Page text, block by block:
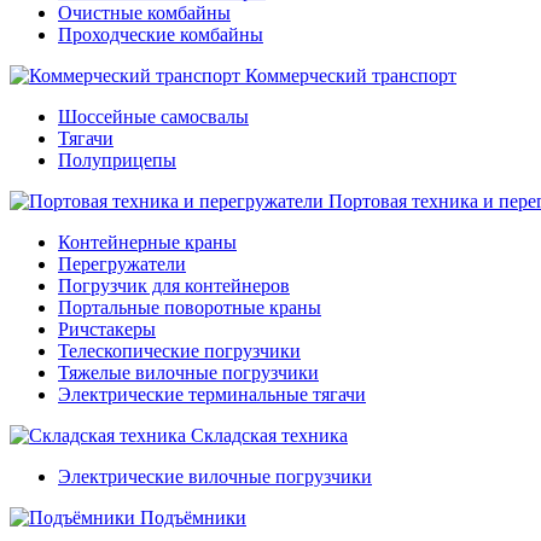
Очистные комбайны
Проходческие комбайны
Коммерческий транспорт
Шоссейные самосвалы
Тягачи
Полуприцепы
Портовая техника и
Контейнерные краны
Перегружатели
Погрузчик для контейнеров
Портальные поворотные краны
Ричстакеры
Телескопические погрузчики
Тяжелые вилочные погрузчики
Электрические терминальные тягачи
Складская техника
Электрические вилочные погрузчики
Подъёмники